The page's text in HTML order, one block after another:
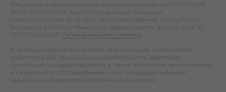
Общество с ограниченной ответственностью «БРОКЕРСКИЙ
ДОМ «АТЛАНТ-М», зарегистрировано Минским
горисполкомом 10.09.1991; место нахождения: Республика
Беларусь, 220019, г. Минск, ул. Шаранговича, дом 22, ком. 10;
УНП 100023303.
Личный кабинет клиента
Вся представленная на сайте информация, касающаяся
комплектаций, технических характеристик, цветовых
сочетаний, условий гарантии, а также стоимости автомобилей
и сервисного обслуживания носит информационный
характер и не является публичной офертой.